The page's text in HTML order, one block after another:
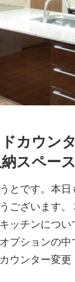
カウン
スペー
とです。本
ございます
ッチンにつ
プションの中
ウンター変更